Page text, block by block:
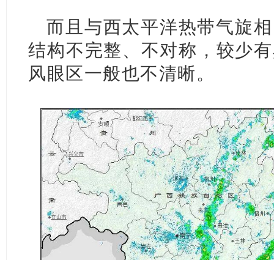
而且与西太平洋热带气旋
结构不完整、不对称，较少
风眼区一般也不清晰。